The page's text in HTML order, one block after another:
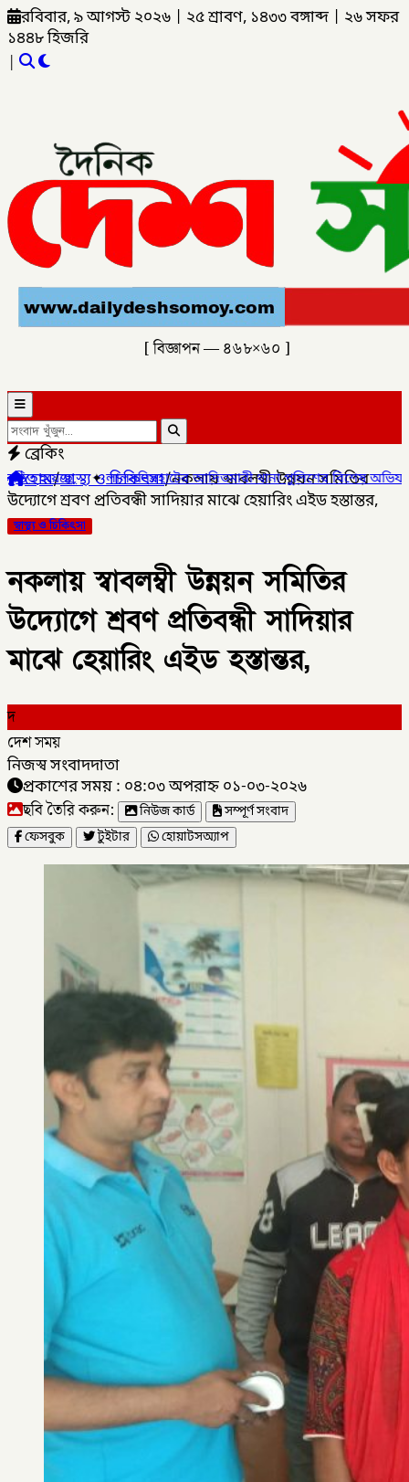
রবিবার, ৯ আগস্ট ২০২৬ ২৫ শ্রাবণ, ১৪৩৩ বঙ্গাব্দ
২৬ সফর
১৪৪৮ হিজরি
|
[ বিজ্ঞাপন — ৪৬৮×৬০ ]
ব্রেকিং
আদিতমারী থানা পুলিশের বিশেষ অভিযানে , মাদক সম্রাট
হোম/স্বাস্থ্য ও চিকিৎসা/নকলায় স্বাবলম্বী উন্নয়ন সমিতির
উদ্যোগে শ্রবণ প্রতিবন্ধী সাদিয়ার মাঝে হেয়ারিং এইড হস্তান্তর,
স্বাস্থ্য ও চিকিৎসা
নকলায় স্বাবলম্বী উন্নয়ন সমিতির
উদ্যোগে শ্রবণ প্রতিবন্ধী সাদিয়ার
মাঝে হেয়ারিং এইড হস্তান্তর,
দ
দেশ সময়
নিজস্ব সংবাদদাতা
প্রকাশের সময় : ০৪:০৩ অপরাহ্ন ০১-০৩-২০২৬
ছবি তৈরি করুন: নিউজ কার্ড
সম্পূর্ণ সংবাদ
ফেসবুক
টুইটার হোয়াটসঅ্যাপ